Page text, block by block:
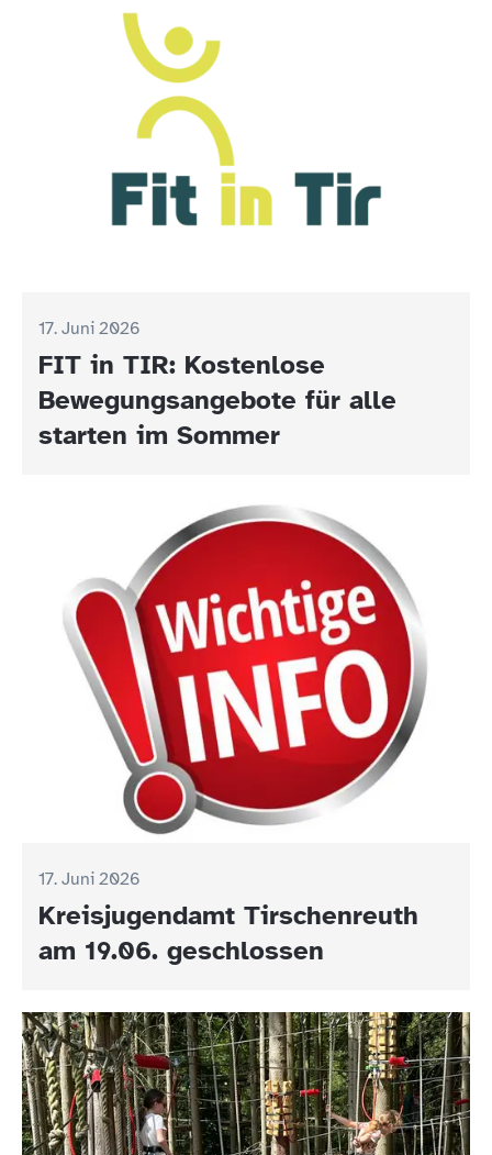
17. Juni 2026
FIT in TIR: Kostenlose
Bewegungsangebote für alle
starten im Sommer
17. Juni 2026
Kreisjugendamt Tirschenreuth
am 19.06. geschlossen